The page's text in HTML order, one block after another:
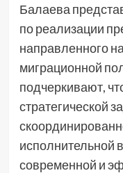
Балаева
по реализации
направленного
миграционной
подчеркивают,
стратегической
исполнительной
современной и